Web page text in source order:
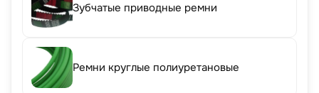
Зубчатые приводные ремни
Ремни круглые полиуретановые